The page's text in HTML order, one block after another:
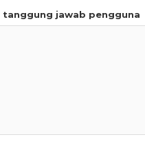
jawab pengguna